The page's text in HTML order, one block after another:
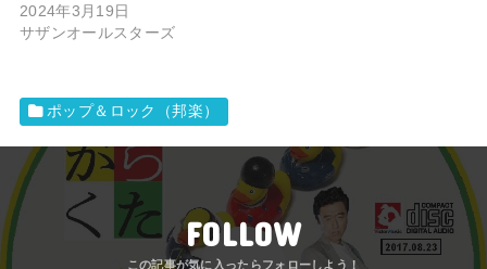
2024年3月19日
サザンオールスターズ
ポップ＆ロック（邦楽）
FOLLOW